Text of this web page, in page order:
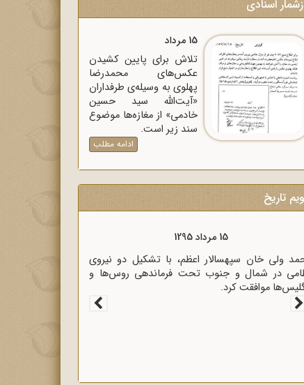
اسنادی
15 مرداد
تلاش برای پایین کشیدن
عکس‌های محمدرضا
پهلوی به وسیله‌ی طرفداران
«آیت‌الله سید حسین
خادمی» از مغازه‌ها موضوع
سند زیر است.
ادامه مطلب
تاریخ
15 مرداد 1295
ولی خان سپهسالار اعظم، با تشکیل دو نیروی
در شمال و جنوب تحت فرماندهی روس‌ها و
موافقت کرد.